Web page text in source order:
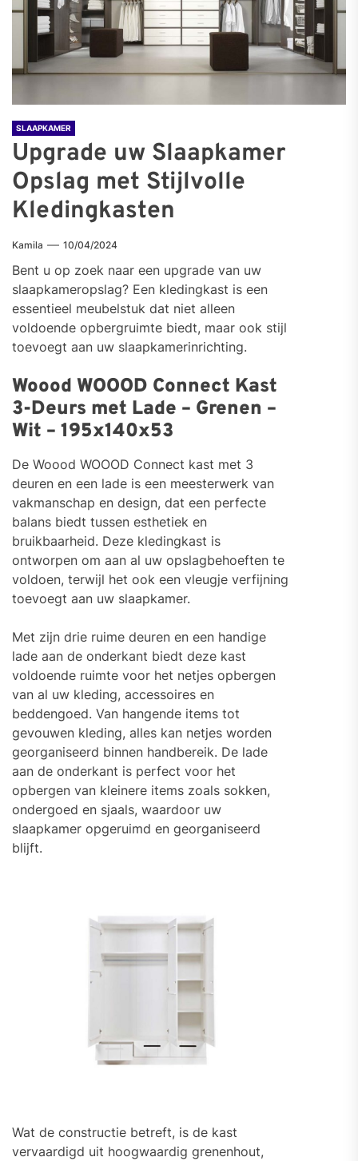
SLAAPKAMER
Upgrade uw Slaapkamer
Opslag met Stijlvolle
Kledingkasten
Kamila 10/04/2024
Bent u op zoek naar een upgrade van uw
slaapkameropslag? Een kledingkast is een
essentieel meubelstuk dat niet alleen
voldoende opbergruimte biedt, maar ook stijl
toevoegt aan uw slaapkamerinrichting.
Woood WOOOD Connect Kast
3-Deurs met Lade – Grenen –
Wit – 195x140x53
De Woood WOOOD Connect kast met 3
deuren en een lade is een meesterwerk van
vakmanschap en design, dat een perfecte
balans biedt tussen esthetiek en
bruikbaarheid. Deze kledingkast is
ontworpen om aan al uw opslagbehoeften te
voldoen, terwijl het ook een vleugje verfijning
toevoegt aan uw slaapkamer.
Met zijn drie ruime deuren en een handige
lade aan de onderkant biedt deze kast
voldoende ruimte voor het netjes opbergen
van al uw kleding, accessoires en
beddengoed. Van hangende items tot
gevouwen kleding, alles kan netjes worden
georganiseerd binnen handbereik. De lade
aan de onderkant is perfect voor het
opbergen van kleinere items zoals sokken,
ondergoed en sjaals, waardoor uw
slaapkamer opgeruimd en georganiseerd
blijft.
Wat de constructie betreft, is de kast
vervaardigd uit hoogwaardig grenenhout,